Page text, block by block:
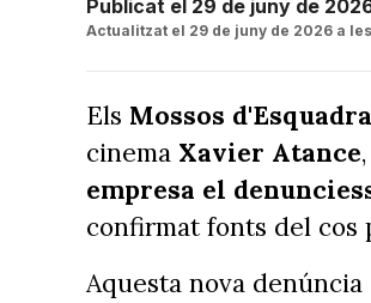
Publicat el 29 de juny de 2026
Actualitzat el 29 de juny de 2026 a les
Els Mossos d'Esquadra
cinema Xavier Atance
empresa el
confirmat fonts del cos
Aquesta nova